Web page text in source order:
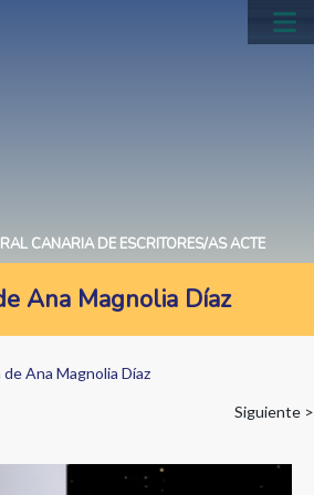
CANARIA DE ESCRITORES/AS ACTE
Ana Magnolia Díaz
Ana Magnolia Díaz
Siguiente >